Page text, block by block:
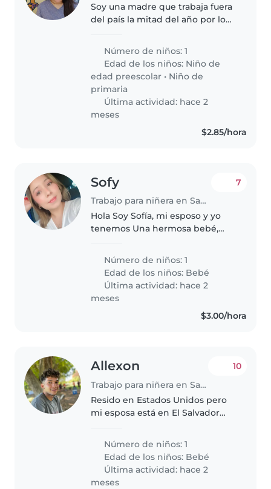
Soy una madre que trabaja fuera
del país la mitad del año por lo
conocimiento para tratar niño
con TEA, TDH e hiperactividad...
Número de niños: 1
Edad de los niños: Niño de
edad preescolar • Niño de
primaria
Última actividad: hace 2
meses
$2.85/hora
Sofy
Trabajo para niñera en Santa Tecla
7
Hola Soy Sofía, mi esposo y yo
tenemos Una hermosa bebé,
Somos un matrimonio joven,
Con mucho amor y alegría en
nuestra casa y buscamos a
Número de niños: 1
Edad de los niños: Bebé
Última actividad: hace 2
meses
$3.00/hora
Allexon
Trabajo para niñera en Santa Tecla
10
Resido en Estados Unidos pero
mi esposa está en El Salvador
necesita una mano con nuestra
hija para que descanse un poco
más. Buscamos a alguien que
pueda..
Número de niños: 1
Edad de los niños: Bebé
Última actividad: hace 2
meses